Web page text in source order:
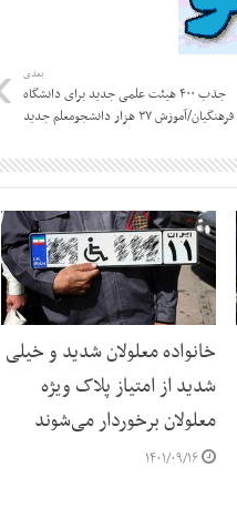
بعدی
جذب ۴۰۰ هیئت علمی جدید برای دانشگاه
فرهنگیان/آموزش ۳۷ هزار دانشجومعلم جدید
خانواده معلولان شدید و خیلی
شدید از امتیاز پلاک ویژه
معلولان برخوردار می‌شوند
۱۴۰۱/۰۹/۱۶